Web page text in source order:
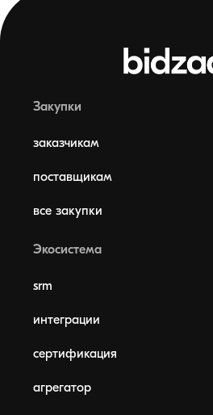
Закупки
заказчикам
поставщикам
все закупки
Экосистема
srm
интеграции
сертификация
агрегатор